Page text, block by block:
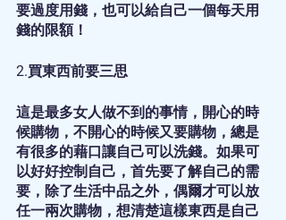
要過度用錢，也可以給自己一個每天用
錢的限額！
2.買東西前要三思
這是最多女人做不到的事情，開心的時
候購物，不開心的時候又要購物，總是
有很多的藉口讓自己可以洗錢。如果可
以好好控制自己，首先要了解自己的需
要，除了生活中品之外，偶爾才可以放
任一兩次購物，想清楚這樣東西是自己